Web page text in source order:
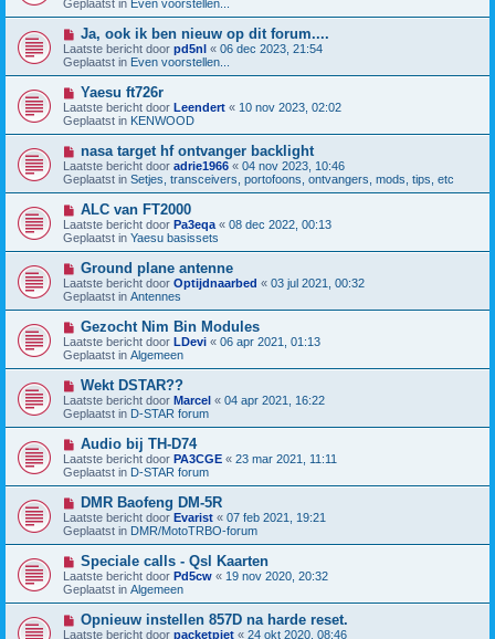
r
i
c
h
t
u
w
b
e
r
i
c
h
t
Geplaatst in Even voorstellen...
N
i
e
u
w
e
r
i
c
h
t
Ja, ook ik ben nieuw op dit forum....
Laatste bericht door pd5nl « 06 dec 2023, 21:54
Geplaatst in Even voorstellen...
N
i
e
u
b
e
r
i
c
h
t
Yaesu ft726r
Laatste bericht door Leendert « 10 nov 2023, 02:02
Geplaatst in KENWOOD
N
i
e
u
w
b
e
r
i
c
h
t
nasa target hf ontvanger backlight
Laatste bericht door adrie1966 « 04 nov 2023, 10:46
Geplaatst in Setjes, transceivers, portofoons, ontvangers, mods, tips, etc
N
i
e
u
w
b
e
r
i
c
h
t
ALC van FT2000
Laatste bericht door Pa3eqa « 08 dec 2022, 00:13
Geplaatst in Yaesu basissets
N
i
e
u
w
b
e
r
i
c
h
t
Ground plane antenne
Laatste bericht door Optijdnaarbed « 03 jul 2021, 00:32
Geplaatst in Antennes
N
i
e
u
w
b
e
r
i
c
h
t
Gezocht Nim Bin Modules
Laatste bericht door LDevi « 06 apr 2021, 01:13
Geplaatst in Algemeen
N
i
e
u
w
b
e
r
i
h
t
Wekt DSTAR??
Laatste bericht door Marcel « 04 apr 2021, 16:22
Geplaatst in D-STAR forum
N
i
e
u
w
b
e
r
i
c
h
t
Audio bij TH-D74
Laatste bericht door PA3CGE « 23 mar 2021, 11:11
Geplaatst in D-STAR forum
N
i
e
u
w
b
e
r
i
c
h
DMR Baofeng DM-5R
Laatste bericht door Evarist « 07 feb 2021, 19:21
Geplaatst in DMR/MotoTRBO-forum
N
i
e
u
w
b
Speciale calls - Qsl Kaarten
Laatste bericht door Pd5cw « 19 nov 2020, 20:32
Geplaatst in Algemeen
N
i
Opnieuw instellen 857D na harde reset.
Laatste bericht door packetpiet « 24 okt 2020, 08:46